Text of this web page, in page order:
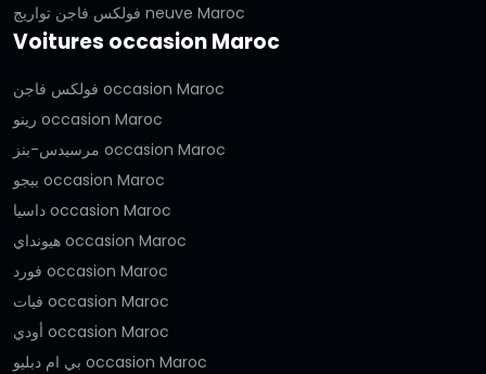
فولكس فاجن تواريج neuve Maroc
Voitures occasion Maroc
فولكس فاجن occasion Maroc
رينو occasion Maroc
مرسيدس-بنز occasion Maroc
بيجو occasion Maroc
داسيا occasion Maroc
هيونداي occasion Maroc
فورد occasion Maroc
فيات occasion Maroc
أودي occasion Maroc
بي ام دبليو occasion Maroc